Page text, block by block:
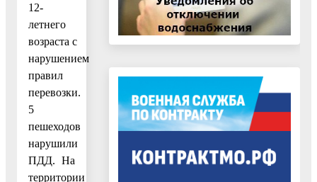
12-
летнего
возраста с
нарушением
правил
перевозки.
5
пешеходов
нарушили
ПДД. На
территории